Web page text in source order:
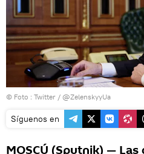
© Foto : Twitter / @ZelenskyyUa
Síguenos en
MOSCÚ (Sputnik) —